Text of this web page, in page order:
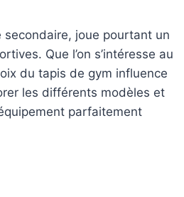
joue pourtant un
Que l’on s’intéresse au
du tapis de gym influence
les différents modèles et
parfaitement